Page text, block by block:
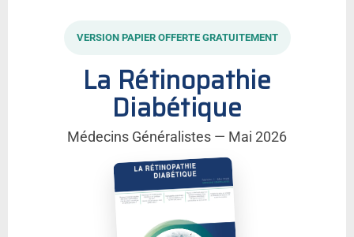
VERSION PAPIER OFFERTE GRATUITEMENT
La Rétinopathie
Diabétique
Médecins Généralistes — Mai 2026